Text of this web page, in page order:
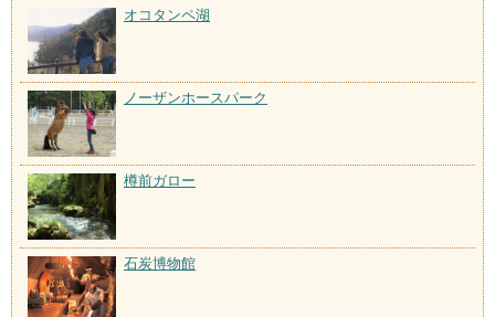
オコタンペ湖
ノーザンホースパーク
樽前ガロー
石炭博物館